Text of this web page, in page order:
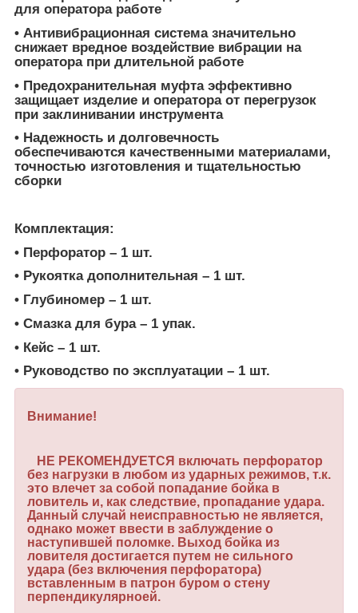
для оператора работе
• Антивибрационная система значительно
снижает вредное воздействие вибрации на
оператора при длительной работе
• Предохранительная муфта эффективно
защищает изделие и оператора от перегрузок
при заклинивании инструмента
• Надежность и долговечность
обеспечиваются качественными материалами,
точностью изготовления и тщательностью
сборки
Комплектация:
• Перфоратор – 1 шт.
• Рукоятка дополнительная – 1 шт.
• Глубиномер – 1 шт.
• Смазка для бура – 1 упак.
• Кейс – 1 шт.
• Руководство по эксплуатации – 1 шт.
Внимание!
НЕ РЕКОМЕНДУЕТСЯ включать перфоратор
без нагрузки в любом из ударных режимов, т.к.
это влечет за собой попадание бойка в
ловитель и, как следствие, пропадание удара.
Данный случай неисправностью не является,
однако может ввести в заблуждение о
наступившей поломке. Выход бойка из
ловителя достигается путем не сильного
удара (без включения перфоратора)
вставленным в патрон буром о стену
перпендикулярноей.